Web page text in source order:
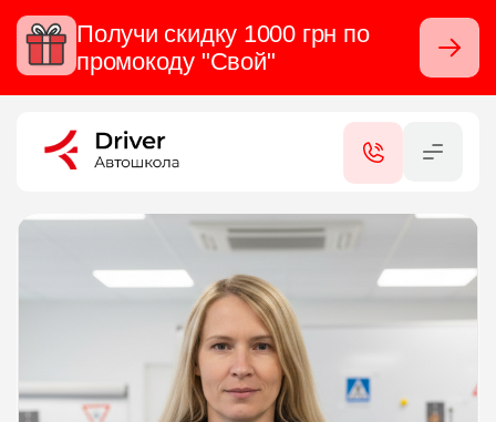
Получи скидку 1000 грн по
промокоду "Свой"
КАТЕГОРИИ